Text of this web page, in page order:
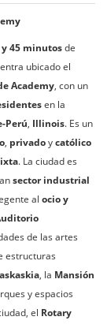
y 45 minutosde
ubicado el
Academy, con un
en la
Perú, Illinois. Es un
, privadoycatólico
. La ciudad es
sector industrial
al ocio y
de las artes
estructuras
, la Mansión
y espacios
el Rotary